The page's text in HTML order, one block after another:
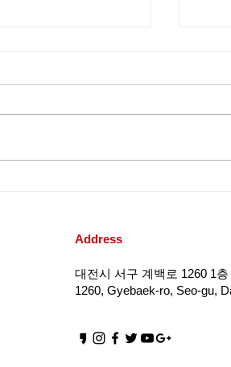
Address
대전시 서구 계백로 1260 1
1260, Gyebaek-ro, Seo-gu,